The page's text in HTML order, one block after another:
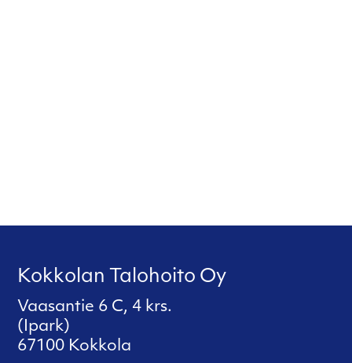
Kokkolan Talohoito Oy
Vaasantie 6 C, 4 krs.
(Ipark)
67100 Kokkola